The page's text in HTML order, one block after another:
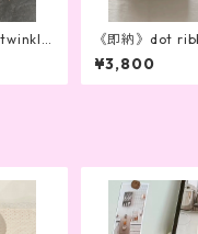
twinkle
《即納》dot
ag
¥3,800